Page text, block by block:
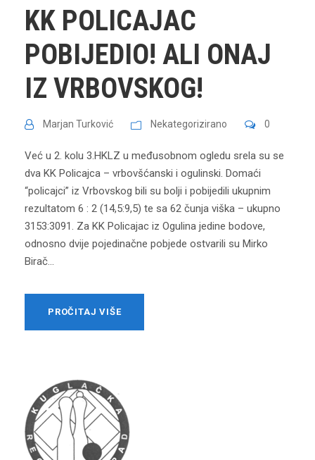
KK POLICAJAC
POBIJEDIO! ALI ONAJ
IZ VRBOVSKOG!
Marjan Turković Nekategorizirano 0
Već u 2. kolu 3.HKLZ u međusobnom ogledu srela su se
dva KK Policajca – vrbovšćanski i ogulinski. Domaći
“policajci” iz Vrbovskog bili su bolji i pobijedili ukupnim
rezultatom 6 : 2 (14,5:9,5) te sa 62 čunja viška – ukupno
3153:3091. Za KK Policajac iz Ogulina jedine bodove,
odnosno dvije pojedinačne pobjede ostvarili su Mirko
Birač...
PROČITAJ VIŠE